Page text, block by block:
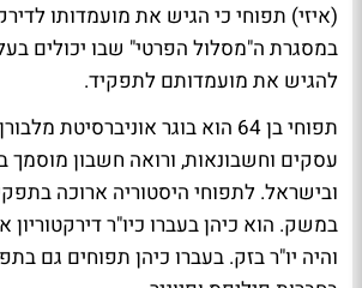
(איזי) תפוחי כי הגיש את מועמדותו
במסגרת ה"מסלול הפרטי" שבו יכולים
להגיש את מועמדותם לתפקיד.
תפוחי בן 64 הוא בוגר אוניברסיטת
עסקים וחשבונאות, ורואה חשבון מוסמך
ובישראל. לתפוחי היסטוריה ארוכה
במשק. הוא כיהן בעברו כיו"ר
והיה יו"ר בזק. בעברו כיהן תפוחים גם